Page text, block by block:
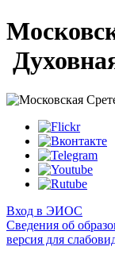
Вход в ЭИОС
Сведения об
версия для